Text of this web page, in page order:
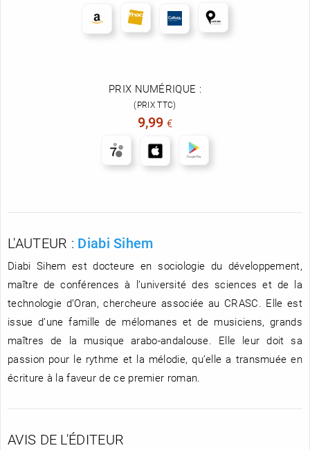
PRIX NUMÉRIQUE :
(PRIX TTC)
9,99 €
L'AUTEUR : Diabi Sihem
Diabi Sihem est docteure en sociologie du développement,
maître de conférences à l’université des sciences et de la
technologie d’Oran, chercheure associée au CRASC. Elle est
issue d’une famille de mélomanes et de musiciens, grands
maîtres de la musique arabo-andalouse. Elle leur doit sa
passion pour le rythme et la mélodie, qu’elle a transmuée en
écriture à la faveur de ce premier roman.
AVIS DE L'ÉDITEUR